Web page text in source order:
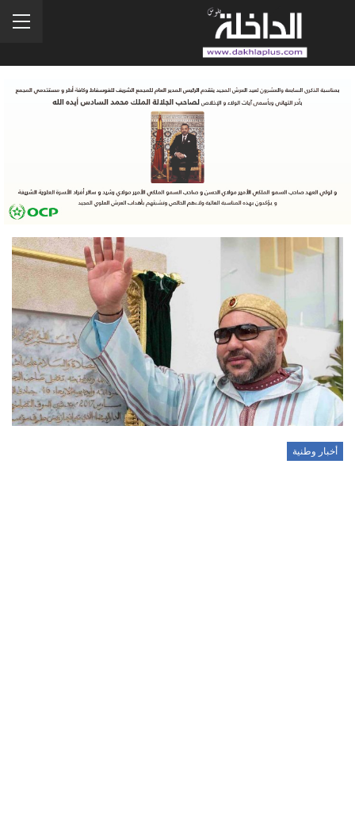
أخبار وطنية